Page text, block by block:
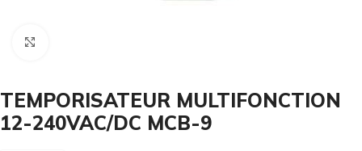
TEMPORISATEUR MULTIFONCTION
12-240VAC/DC MCB-9